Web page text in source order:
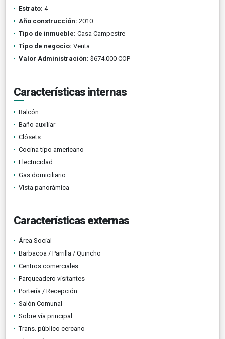
Estrato: 4
Año construcción: 2010
Tipo de inmueble: Casa Campestre
Tipo de negocio: Venta
Valor Administración: $674.000 COP
Características internas
Balcón
Baño auxiliar
Clósets
Cocina tipo americano
Electricidad
Gas domiciliario
Vista panorámica
Características externas
Área Social
Barbacoa / Parrilla / Quincho
Centros comerciales
Parqueadero visitantes
Portería / Recepción
Salón Comunal
Sobre vía principal
Trans. público cercano